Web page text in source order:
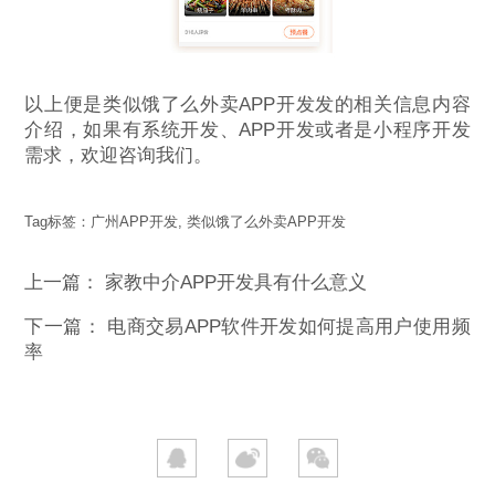
以上便是类似饿了么外卖APP开发发的相关信息内容
介绍，如果有系统开发、APP开发或者是小程序开发
需求，欢迎咨询我们。
Tag标签： 广州APP开发,类似饿了么外卖APP开发
上一篇： 家教中介APP开发具有什么意义
下一篇： 电商交易APP软件开发如何提高用户使用频
率